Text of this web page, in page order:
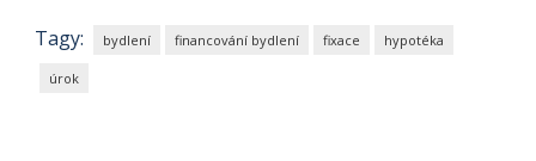
Tagy: bydlení financování bydlení fixace hypotéka
úrok